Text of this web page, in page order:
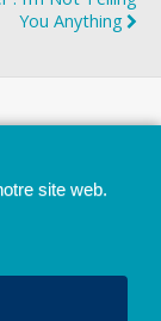
You Anything
site web.